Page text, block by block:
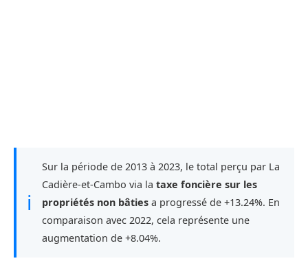
ℹ
Sur la période de 2013 à 2023, le total perçu par La
Cadière-et-Cambo via la taxe foncière sur les
propriétés non bâties a progressé de +13.24%. En
comparaison avec 2022, cela représente une
augmentation de +8.04%.